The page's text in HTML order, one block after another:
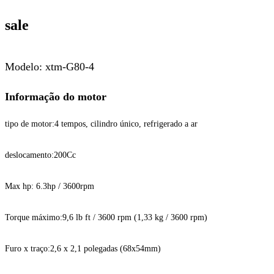
sale
Modelo: xtm-G80-4
Informação do motor
tipo de motor:4 tempos, cilindro único, refrigerado a ar
deslocamento:200Cc
Max hp: 6.3hp / 3600rpm
Torque máximo:9,6 lb ft / 3600 rpm (1,33 kg / 3600 rpm)
Furo x traço:2,6 x 2,1 polegadas (68x54mm)